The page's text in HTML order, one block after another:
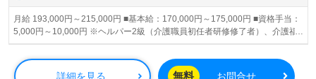
月給 193,000円～215,000円 ■基本給：170,000円～175,000円 ■資格手当：
5,000円～10,000円 ※ヘルパー2級（介護職員初任者研修修了者）、介護福
祉士をお持ちの方に支給いたします ■通勤手当3,000円～10,000円 ■職務手
当：15,000円～20,000円 ■役職手当：10,000円～20,000円 ■休日出勤手
当：法定通り ■残業手当：法定通り ※試用期間中の給与の変動なし
詳細を見る 無料 お問合せ